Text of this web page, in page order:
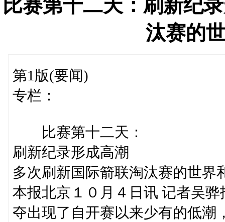
比赛第十二天：刷新纪
汰赛的
第1版(要闻)
专栏：
比赛第十二天：
刷新纪录形成高潮
多次刷新国际箭联淘汰赛的世界
本报北京１０月４日讯 记者吴
夺出现了自开赛以来少有的低潮